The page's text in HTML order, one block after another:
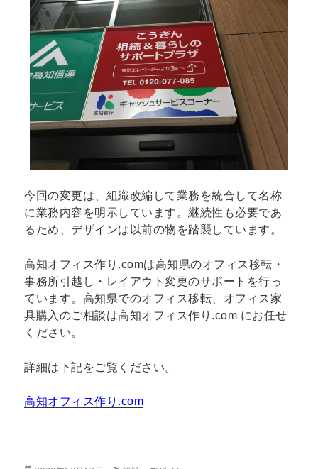
今回の変更は、組織改編して業務を統合して名称
に業務内容を明示しています。継続性も必要であ
るため、デザインは以前の物を踏襲しています。
高知オフィス作り.comは高知県のオフィス移転・
事務所引越し・レイアウト変更のサポートを行っ
ています。高知県でのオフィス移転、オフィス家
具購入のご相談は高知オフィス作り.com にお任せ
ください。
詳細は下記をご覧ください。
高知オフィス作り.com